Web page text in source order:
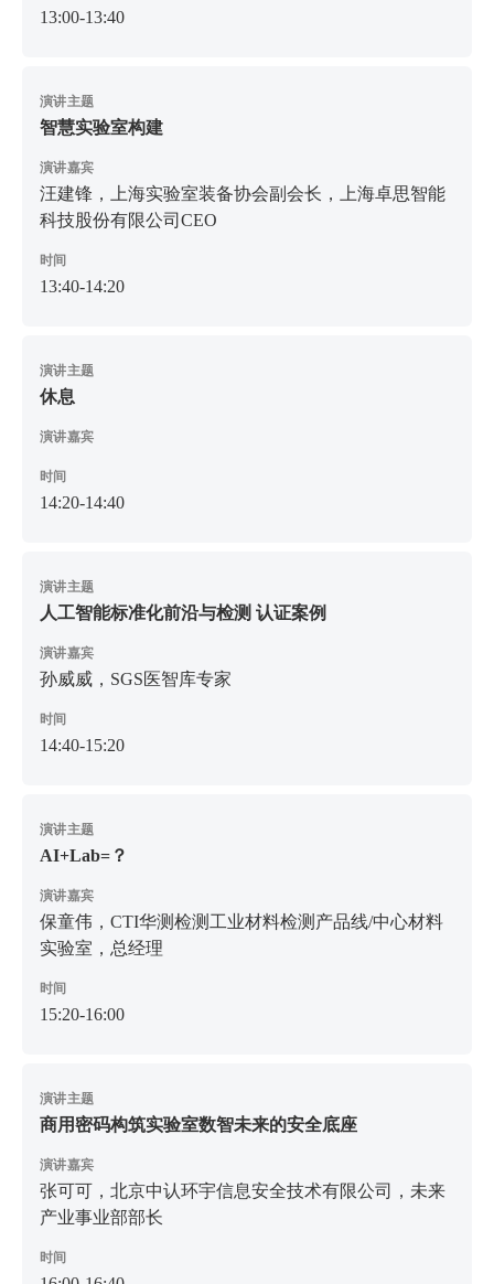
13:00-13:40
演讲主题
智慧实验室构建
演讲嘉宾
汪建锋，上海实验室装备协会副会长，上海卓思智能
科技股份有限公司CEO
时间
13:40-14:20
演讲主题
休息
演讲嘉宾
时间
14:20-14:40
演讲主题
人工智能标准化前沿与检测 认证案例
演讲嘉宾
孙威威，SGS医智库专家
时间
14:40-15:20
演讲主题
AI+Lab=？
演讲嘉宾
保童伟，CTI华测检测工业材料检测产品线/中心材料
实验室，总经理
时间
15:20-16:00
演讲主题
商用密码构筑实验室数智未来的安全底座
演讲嘉宾
张可可，北京中认环宇信息安全技术有限公司，未来
产业事业部部长
时间